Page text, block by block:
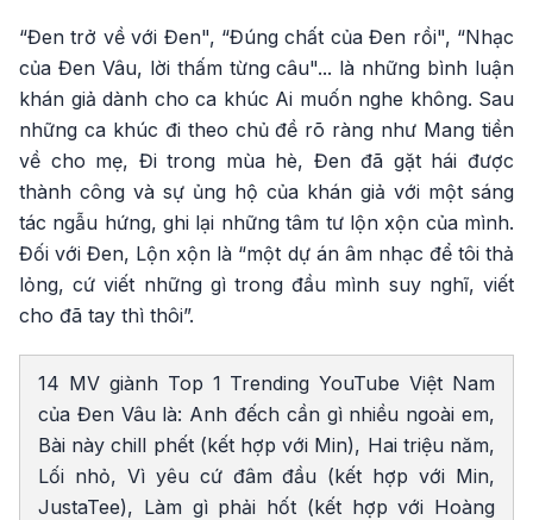
“Đen trở về với Đen", “Đúng chất của Đen rồi", “Nhạc
của Đen Vâu, lời thấm từng câu"... là những bình luận
khán giả dành cho ca khúc Ai muốn nghe không. Sau
những ca khúc đi theo chủ đề rõ ràng như Mang tiền
về cho mẹ, Đi trong mùa hè, Đen đã gặt hái được
thành công và sự ủng hộ của khán giả với một sáng
tác ngẫu hứng, ghi lại những tâm tư lộn xộn của mình.
Đối với Đen, Lộn xộn là “một dự án âm nhạc để tôi thả
lỏng, cứ viết những gì trong đầu mình suy nghĩ, viết
cho đã tay thì thôi”.
14 MV giành Top 1 Trending YouTube Việt Nam
của Đen Vâu là: Anh đếch cần gì nhiều ngoài em,
Bài này chill phết (kết hợp với Min), Hai triệu năm,
Lối nhỏ, Vì yêu cứ đâm đầu (kết hợp với Min,
JustaTee), Làm gì phải hốt (kết hợp với Hoàng